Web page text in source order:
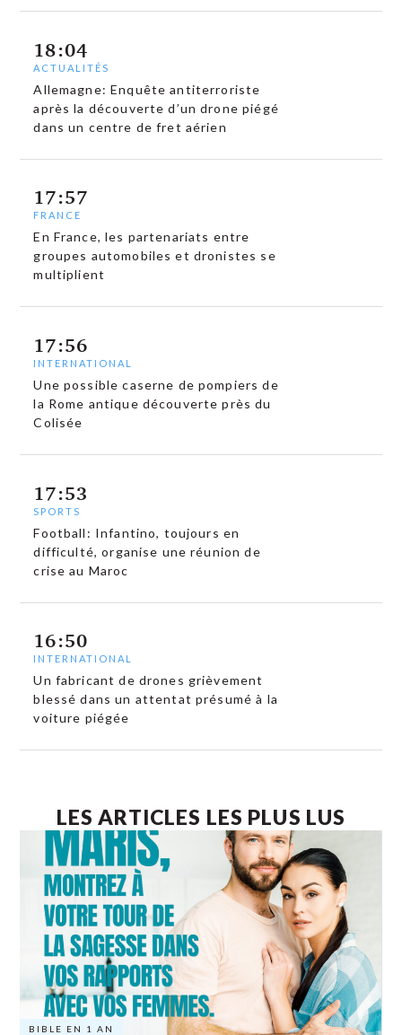
18:04
ACTUALITÉS
Allemagne: Enquête antiterroriste
après la découverte d’un drone piégé
dans un centre de fret aérien
17:57
FRANCE
En France, les partenariats entre
groupes automobiles et dronistes se
multiplient
17:56
INTERNATIONAL
Une possible caserne de pompiers de
la Rome antique découverte près du
Colisée
17:53
SPORTS
Football: Infantino, toujours en
difficulté, organise une réunion de
crise au Maroc
16:50
INTERNATIONAL
Un fabricant de drones grièvement
blessé dans un attentat présumé à la
voiture piégée
LES ARTICLES LES PLUS LUS
BIBLE EN 1 AN